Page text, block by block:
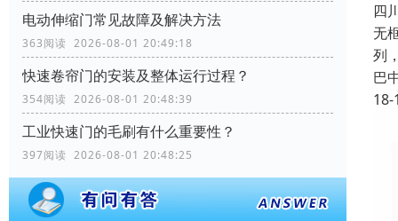
电动伸缩门常见故障及解决方法
363阅读 2026-08-01 20:49:18
快速卷帘门的安装及整体运行过程？
354阅读 2026-08-01 20:48:39
工业快速门的毛刷有什么重要性？
397阅读 2026-08-01 20:48:25
四
无
列
巴
18-